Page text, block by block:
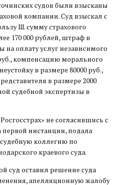
судов были взысканы
компании. Суд взыскал с
Ш. сумму страхового
170 000 рублей, штраф в
на оплату услуг независимого
компенсацию морального
в размере 80000 руб.,
в размере 2000
судебной экспертизы в
не согласившись с
инстанции, подала
коллегию по
краевого суда.
суд оставил решение суда
апелляционную жалобу